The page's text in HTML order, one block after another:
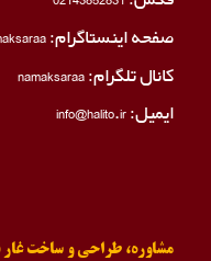
صفحه اینستاگرام:
کانال تلگرام:namaksaraa
ایمیل: info@halito.ir
مشاوره، طراحی و ساخت غار